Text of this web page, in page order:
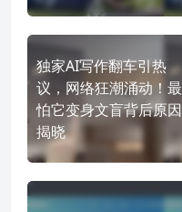
独家AI写作翻车引热
议，网络狂潮涌动！最
怕它变身文盲背后原因
揭晓